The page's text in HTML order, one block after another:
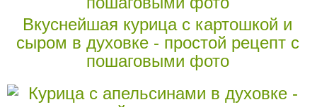
Вкуснейшая курица с картошкой и
сыром в духовке - простой рецепт с
пошаговыми фото